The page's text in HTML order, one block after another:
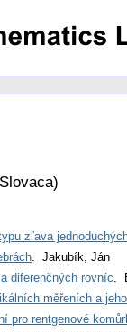
)
zľava
. Jakubík, Ján
diferenčných rovníc.
měřeních a
pro rentgenové